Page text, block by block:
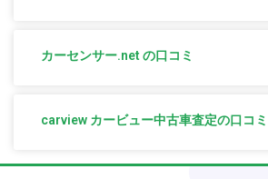
カーセンサー.net の口コミ
carview カービュー中古車査定の口コミ